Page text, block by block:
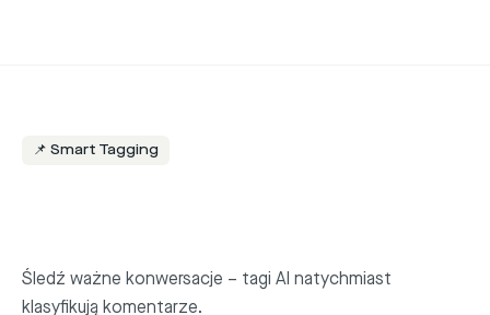
📌 Smart Tagging
Śledź ważne konwersacje – tagi AI natychmiast
klasyfikują komentarze.